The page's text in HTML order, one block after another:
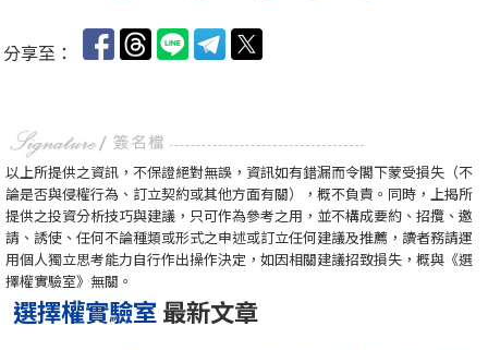
分享至：
以上所提供之資訊，不保證絕對無誤，資訊如有錯漏而令閣下蒙受損失（不
論是否與侵權行為、訂立契約或其他方面有關），概不負責。同時，上揭所
提供之投資分析技巧與建議，只可作為參考之用，並不構成要約、招攬、邀
請、誘使、任何不論種類或形式之申述或訂立任何建議及推薦，讀者務請運
用個人獨立思考能力自行作出操作決定，如因相關建議招致損失，概與《選
擇權實驗室》無關。
選擇權實驗室 最新文章